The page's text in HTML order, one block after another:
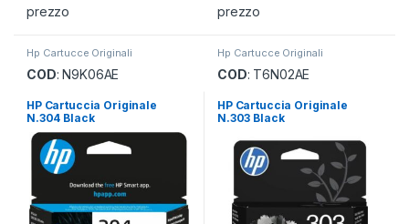
prezzo
prezzo
Hp Cartucce Originali
COD: N9K06AE
HP Cartuccia Originale
N.304 Black
Hp Cartucce Originali
COD: T6N02AE
HP Cartuccia Originale
N.303 Black